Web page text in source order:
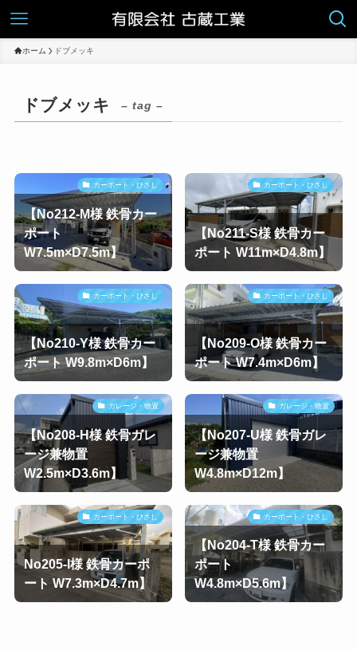
ホーム ドブメッキ
ドブメッキ – tag –
カーポート・ひさし
【No212-M様 鉄骨カー
ポート
W7.5m×D7.5m】
カーポート・ひさし
【No211-S様 鉄骨カー
ポート W11m×D4.8m】
カーポート・ひさし
【No210-Y様 鉄骨カー
ポート W9.8m×D6m】
カーポート・ひさし
【No209-O様 鉄骨カー
ポート W7.4m×D6m】
ガレージ・物置
【No208-H様 鉄骨ガレ
ージ兼物置
W2.5m×D3.6m】
ガレージ・物置
【No207-U様 鉄骨ガレ
ージ兼物置
W4.8m×D12m】
カーポート・ひさし
No205-I様 鉄骨カーポ
ート W7.3m×D4.7m】
カーポート・ひさし
【No204-T様 鉄骨カー
ポート
W4.8m×D5.6m】